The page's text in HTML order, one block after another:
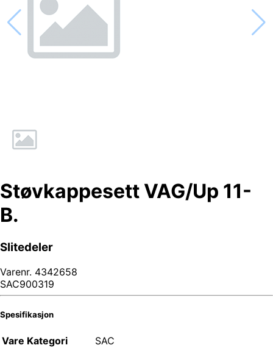
Støvkappesett VAG/Up 11-
B.
Slitedeler
Varenr. 4342658
SAC900319
Spesifikasjon
Vare Kategori
SAC